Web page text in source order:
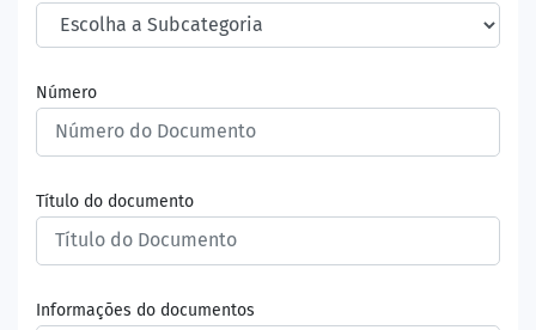
Número
Título do documento
Informações do documentos